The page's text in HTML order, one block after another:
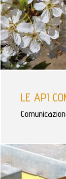
LE API